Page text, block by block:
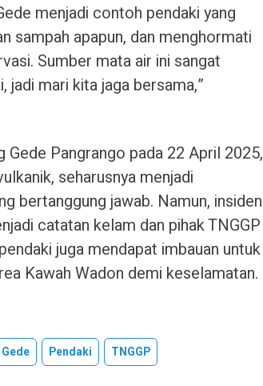
menjadi contoh pendaki yang
sampah apapun, dan menghormati
Sumber mata air ini sangat
jadi mari kita jaga bersama,”
Gede Pangrango pada 22 April 2025,
seharusnya menjadi
bertanggung jawab. Namun, insiden
catatan kelam dan pihak TNGGP
juga mendapat imbauan untuk
Kawah Wadon demi keselamatan.
Pendaki TNGGP